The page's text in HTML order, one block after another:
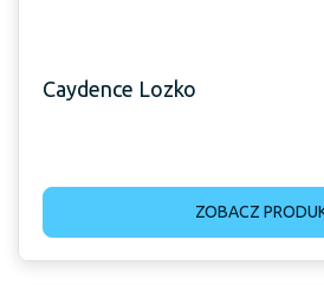
Caydence Lozko
ZOBACZ